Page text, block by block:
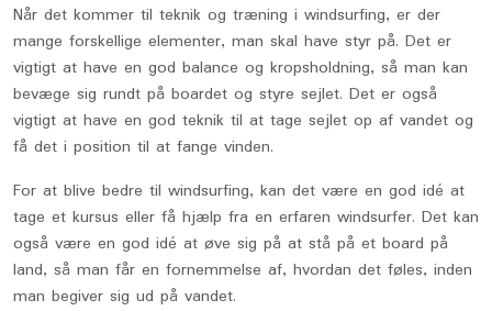
Når det kommer til teknik og træning i windsurfing, er der
mange forskellige elementer, man skal have styr på. Det er
vigtigt at have en god balance og kropsholdning, så man kan
bevæge sig rundt på boardet og styre sejlet. Det er også
vigtigt at have en god teknik til at tage sejlet op af vandet og
få det i position til at fange vinden.
For at blive bedre til windsurfing, kan det være en god idé at
tage et kursus eller få hjælp fra en erfaren windsurfer. Det kan
også være en god idé at øve sig på at stå på et board på
land, så man får en fornemmelse af, hvordan det føles, inden
man begiver sig ud på vandet.